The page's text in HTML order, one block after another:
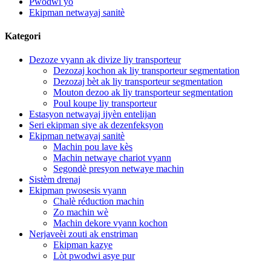
Ekipman netwayaj sanitè
Kategori
Dezoze vyann ak divize liy transporteur
Dezozaj kochon ak liy transporteur segmentation
Dezozaj bèt ak liy transporteur segmentation
Mouton dezoo ak liy transporteur segmentation
Poul koupe liy transporteur
Estasyon netwayaj ijyèn entelijan
Seri ekipman siye ak dezenfeksyon
Ekipman netwayaj sanitè
Machin pou lave kès
Machin netwaye chariot vyann
Segondè presyon netwaye machin
Sistèm drenaj
Ekipman pwosesis vyann
Chalè réduction machin
Zo machin wè
Machin dekore vyann kochon
Nerjaveèi zouti ak enstriman
Ekipman kazye
Lòt pwodwi asye pur